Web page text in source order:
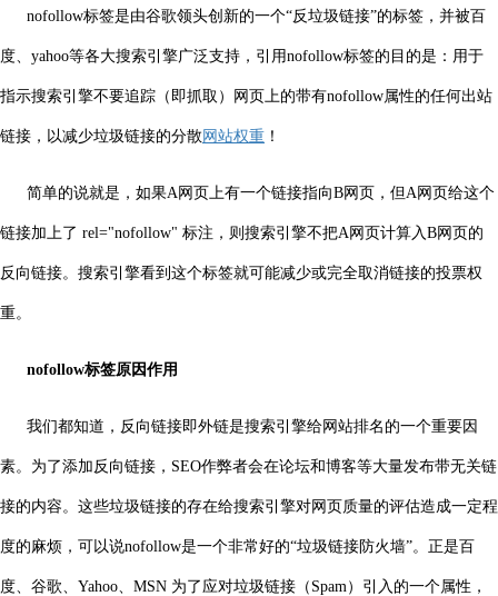
nofollow标签是由谷歌领头创新的一个“反垃圾链接”的标签，并被百
度、yahoo等各大搜索引擎广泛支持，引用nofollow标签的目的是：用于
指示搜索引擎不要追踪（即抓取）网页上的带有nofollow属性的任何出站
链接，以减少垃圾链接的分散网站权重 ！
简单的说就是，如果A网页上有一个链接指向B网页，但A网页给这个
链接加上了 rel="nofollow" 标注，则搜索引擎不把A网页计算入B网页的
反向链接。搜索引擎看到这个标签就可能减少或完全取消链接的投票权
重。
nofollow标签原因作用
我们都知道，反向链接即外链是搜索引擎给网站排名的一个重要因
素。为了添加反向链接，SEO作弊者会在论坛和博客等大量发布带无关链
接的内容。这些垃圾链接的存在给搜索引擎对网页质量的评估造成一定程
度的麻烦，可以说nofollow是一个非常好的“垃圾链接防火墙”。正是百
度、谷歌、Yahoo、MSN 为了应对垃圾链接（Spam）引入的一个属性，